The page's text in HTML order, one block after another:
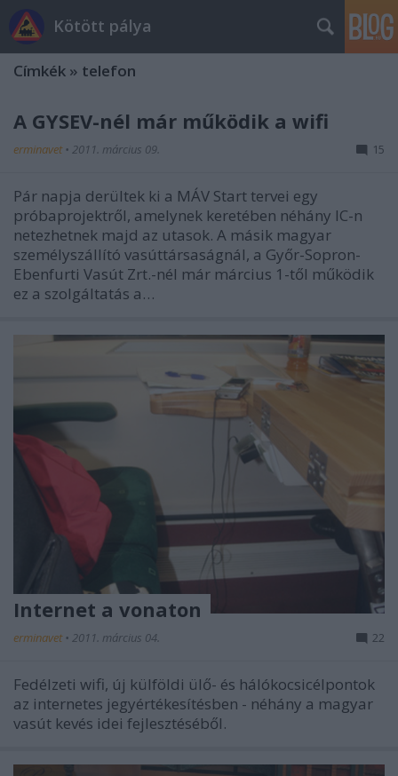
Kötött pálya
Címkék » telefon
A GYSEV-nél már működik a wifi
erminavet • 2011. március 09. 15
Pár napja derültek ki a MÁV Start tervei egy
próbaprojektről, amelynek keretében néhány IC-n
netezhetnek majd az utasok. A másik magyar
személyszállító vasúttársaságnál, a Győr-Sopron-
Ebenfurti Vasút Zrt.-nél már március 1-től működik
ez a szolgáltatás a…
Internet a vonaton
erminavet • 2011. március 04. 22
Fedélzeti wifi, új külföldi ülő- és hálókocsicélpontok
az internetes jegyértékesítésben - néhány a magyar
vasút kevés idei fejlesztéséből.